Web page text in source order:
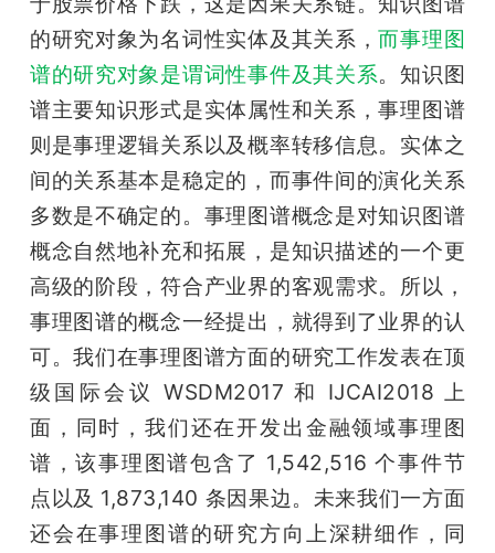
的研究对象为名词性实体及其关系，而事理图
谱的研究对象是谓词性事件及其关系。知识图
谱主要知识形式是实体属性和关系，事理图谱
则是事理逻辑关系以及概率转移信息。实体之
间的关系基本是稳定的，而事件间的演化关系
多数是不确定的。事理图谱概念是对知识图谱
概念自然地补充和拓展，是知识描述的一个更
高级的阶段，符合产业界的客观需求。所以，
事理图谱的概念一经提出，就得到了业界的认
可。我们在事理图谱方面的研究工作发表在顶
级国际会议 WSDM2017 和 IJCAI2018 上
面，同时，我们还在开发出金融领域事理图
谱，该事理图谱包含了 1,542,516 个事件节
点以及 1,873,140 条因果边。未来我们一方面
还会在事理图谱的研究方向上深耕细作，同